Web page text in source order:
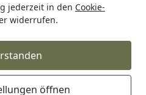
jederzeit in den Cookie-
widerrufen.
öffnen
2B GEN 17 OUS (66826)
PLAT 2B GEN 17